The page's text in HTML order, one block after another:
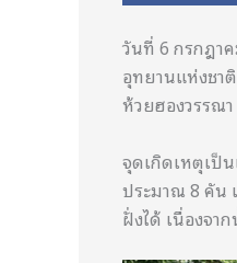
วันที่ 6 กรกฎา
อุทยานแห่งชา
ห้วยฮองวรรณ
จุดเกิดเหตุเป็
ประมาณ 8 คัน
ฝั่งได้ เนื่องจา